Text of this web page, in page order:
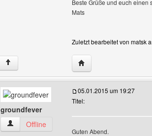
Beste Grüße und euch einen
Mats
Zuletzt bearbeitet von matsk
↑ Website dieses
groundfever
groundfever Benutzer-Profile anzeigen
Offline
05.01.2015 um 19:27
Titel:
Guten Abend.